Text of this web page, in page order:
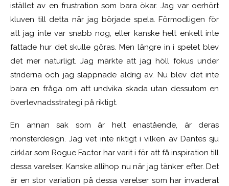
istället av en frustration som bara ökar. Jag var oerhört
kluven till detta när jag började spela. Förmodligen för
att jag inte var snabb nog, eller kanske helt enkelt inte
fattade hur det skulle göras. Men längre in i spelet blev
det mer naturligt. Jag märkte att jag höll fokus under
striderna och jag slappnade aldrig av. Nu blev det inte
bara en fråga om att undvika skada utan dessutom en
överlevnadsstrategi på riktigt.
En annan sak som är helt enastående, är deras
monsterdesign. Jag vet inte riktigt i vilken av Dantes sju
cirklar som Rogue Factor har varit i för att få inspiration till
dessa varelser. Kanske allihop nu när jag tänker efter. Det
är en stor variation på dessa varelser som har invaderat